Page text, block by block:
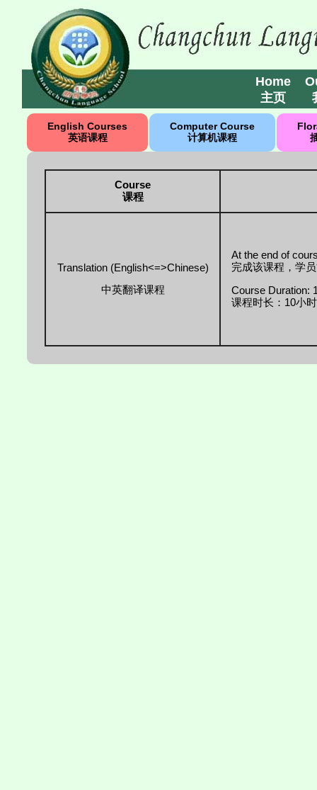
Home
主页
English Courses
英语课程
Computer Course
计算机课程
Course
课程
Translation (English<=>Chinese)
中英翻译课程
At the end of
完成该课程，学
Course Duration:
课程时长：10小时